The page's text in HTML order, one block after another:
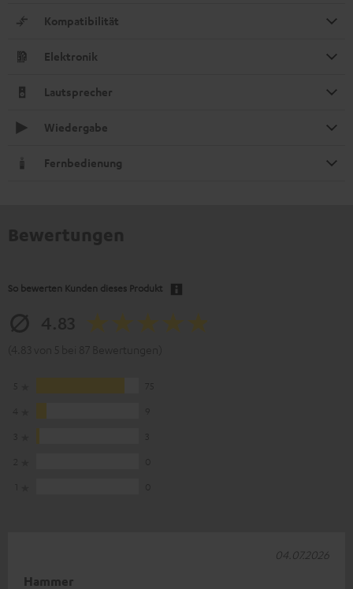
Kompatibilität
Elektronik
Lautsprecher
Wiedergabe
Fernbedienung
So bewerten Kunden dieses Produkt
Hammer
04.07.2026